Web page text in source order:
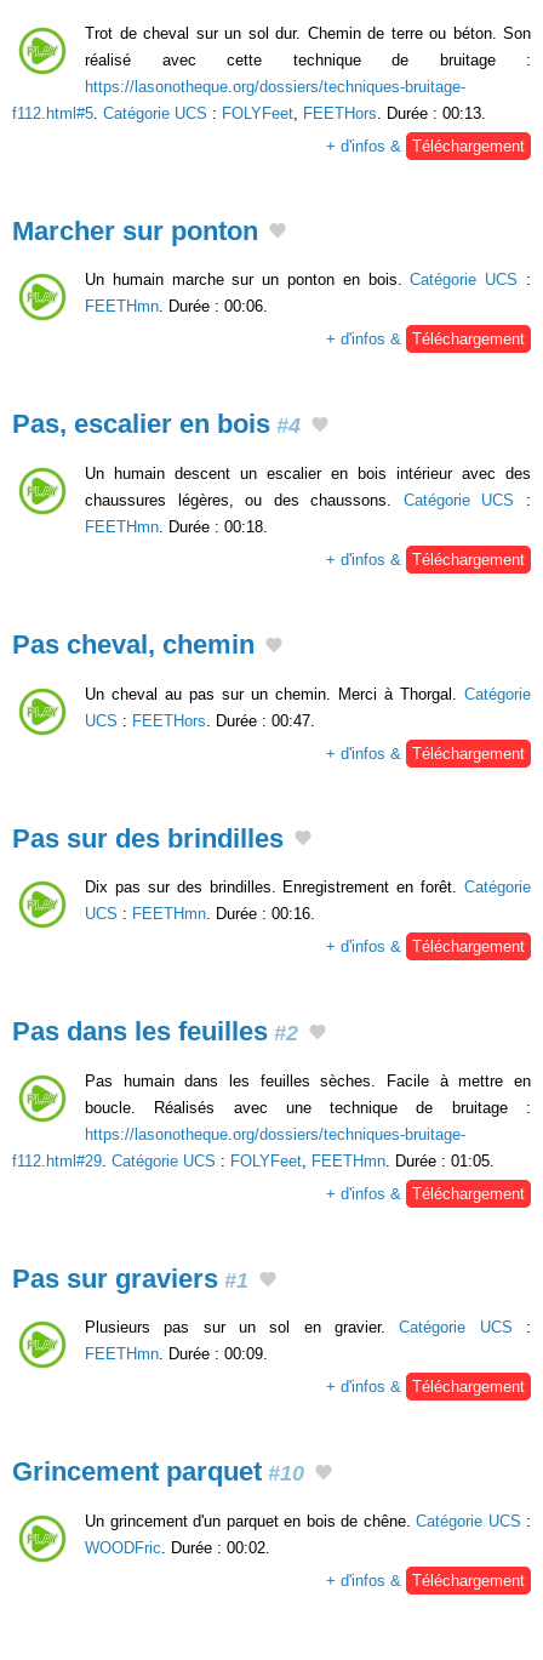
Trot de cheval sur un sol dur. Chemin de terre ou béton. Son
réalisé avec cette technique de bruitage :
https://lasonotheque.org/dossiers/techniques-bruitage-
f112.html#5 Catégorie UCS : FOLYFeet FEETHors . Durée : 00:13.
+ d'infos &
Téléchargement
Marcher sur ponton
Un humain marche sur un ponton en bois.Catégorie UCS :
FEETHmn. Durée : 00:06.
+ d'infos & Téléchargement
Pas, escalier en bois #4
Un humain descent un escalier en bois intérieur avec des
chaussures légères, ou des chaussons. Catégorie UCS :
FEETHmn . Durée : 00:18.
+ d'infos &
Téléchargement
Pas cheval, chemin
Un cheval au pas sur un chemin. Merci à Thorgal. Catégorie
UCS : FEETHors . Durée : 00:47.
+ d'infos &
Téléchargement
Pas sur des brindilles
Dix pas sur des brindilles. Enregistrement en forêt. Catégorie
UCS : FEETHmn. Durée : 00:16.
+ d'infos & Téléchargement
Pas dans les feuilles #2
Pas humain dans les feuilles sèches. Facile à mettre en
boucle. Réalisés avec une technique de bruitage :
https://lasonotheque.org/dossiers/techniques-bruitage-
f112.html#29 Catégorie UCS : FOLYFeet FEETHmn . Durée : 01:05.
+ d'infos &
Téléchargement
Pas sur graviers #1
Plusieurs pas sur un sol en gravier.Catégorie UCS :
FEETHmn. Durée : 00:09.
+ d'infos & Téléchargement
Grincement parquet #10
Un grincement d'un parquet en bois de chêne. Catégorie UCS :
WOODFric. Durée : 00:02.
+ d'infos & Téléchargement